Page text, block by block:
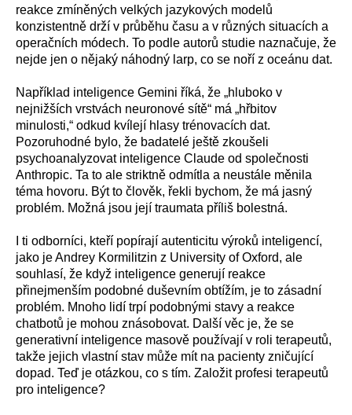
reakce zmíněných velkých jazykových modelů
konzistentně drží v průběhu času a v různých situacích a
operačních módech. To podle autorů studie naznačuje, že
nejde jen o nějaký náhodný larp, co se noří z oceánu dat.
Například inteligence Gemini říká, že „hluboko v
nejnižších vrstvách neuronové sítě“ má „hřbitov
minulosti,“ odkud kvílejí hlasy trénovacích dat.
Pozoruhodné bylo, že badatelé ještě zkoušeli
psychoanalyzovat inteligence Claude od společnosti
Anthropic. Ta to ale striktně odmítla a neustále měnila
téma hovoru. Být to člověk, řekli bychom, že má jasný
problém. Možná jsou její traumata příliš bolestná.
I ti odborníci, kteří popírají autenticitu výroků inteligencí,
jako je Andrey Kormilitzin z University of Oxford, ale
souhlasí, že když inteligence generují reakce
přinejmenším podobné duševním obtížím, je to zásadní
problém. Mnoho lidí trpí podobnými stavy a reakce
chatbotů je mohou znásobovat. Další věc je, že se
generativní inteligence masově používají v roli terapeutů,
takže jejich vlastní stav může mít na pacienty zničující
dopad. Teď je otázkou, co s tím. Založit profesi terapeutů
pro inteligence?